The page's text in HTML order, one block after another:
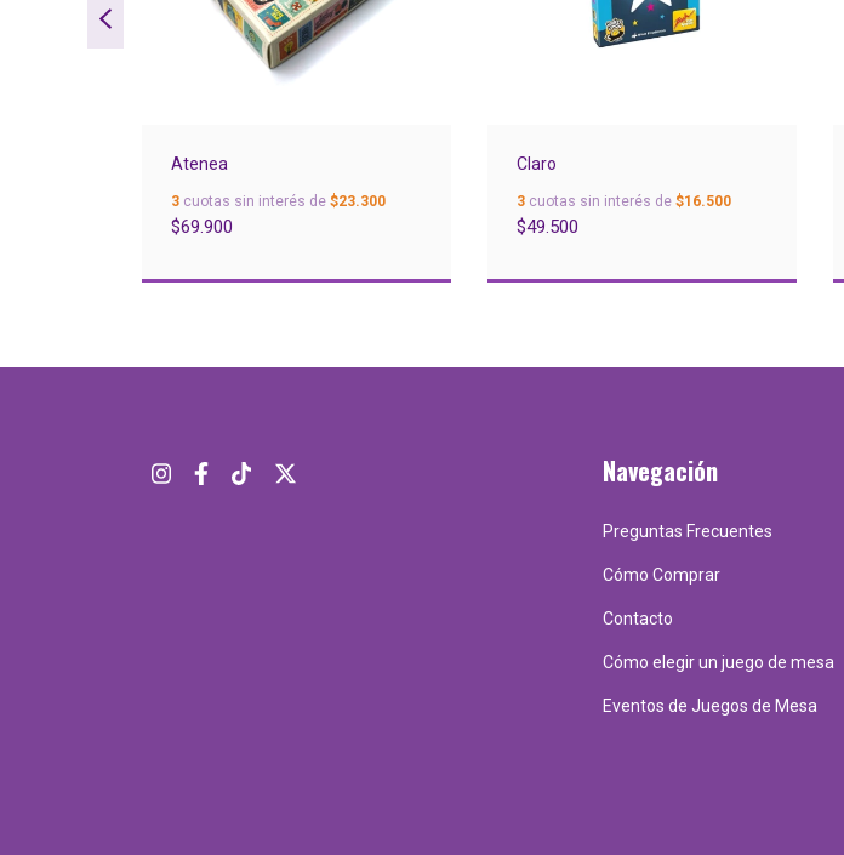
Atenea
3 cuotas sin interés de $23.300
$69.900
Claro
3 cuotas sin interés de $16.500
$49.500
Navegación
Preguntas Frecuentes
Cómo Comprar
Contacto
Cómo elegir un juego de mesa
Eventos de Juegos de Mesa